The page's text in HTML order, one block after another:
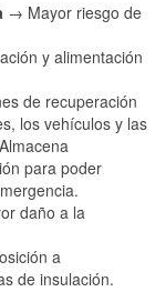
→ Mayor riesgo de
y alimentación
de recuperación
los vehículos y las
para poder
daño a la
a
de insulación.